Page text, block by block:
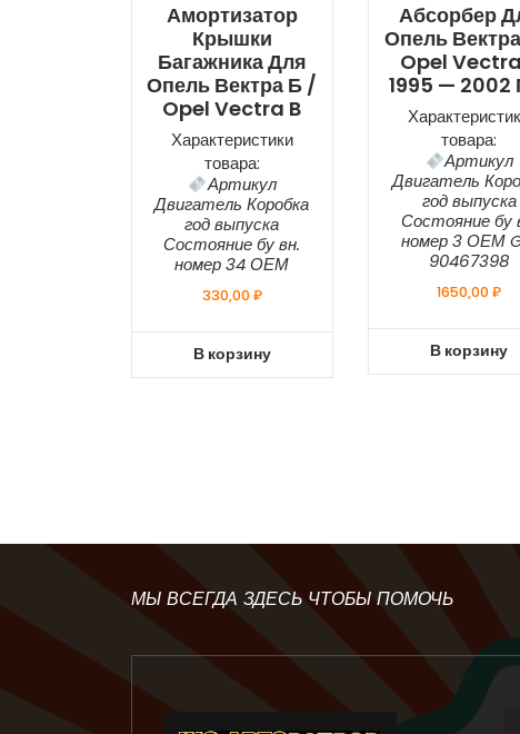
Амортизатор
Крышки
Багажника Для
Опель Вектра Б /
Opel Vectra B
Характеристики
товара:
Артикул
Двигатель Коробка
год выпуска
Состояние бу вн.
номер 34 ОЕМ
330,00₽
В корзину
Абсорбер
Опель
Opel
1995 — 2002
товара:
Артикул
Двигатель
год выпуска
Состояние бу
номер 3 ОЕМ
90467398
1650,00₽
В корзину
МЫ ВСЕГДА ЗДЕСЬ ЧТОБЫ ПОМОЧЬ